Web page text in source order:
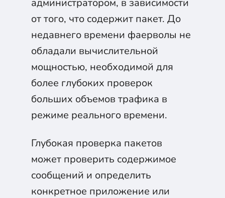
от того, что содержит пакет. До
недавнего времени фаерволы не
обладали вычислительной
мощностью, необходимой для
более глубоких проверок
больших объемов трафика в
режиме реального времени.
Глубокая проверка пакетов
может проверить содержимое
сообщений и определить
конкретное приложение или